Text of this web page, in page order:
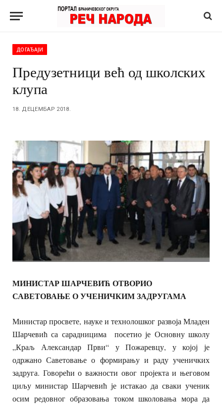
ДОГАЂАЈИ
Предузетници већ од школских
клупа
18. ДЕЦЕМБАР 2018.
МИНИСТАР ШАРЧЕВИЋ ОТВОРИО
САВЕТОВАЊЕ О УЧЕНИЧКИМ ЗАДРУГАМА
Министар просвете, науке и технолошког развоја Младен
Шарчевић са сарадницима посетио је Основну школу
„Краљ Александар Први“ у Пожаревцу, у којој је
одржано Саветовање о формирању и раду ученичких
задруга. Говорећи о важности овог пројекта и његовом
циљу министар Шарчевић је истакао да сваки ученик
осим редовног образовања током школовања мора да